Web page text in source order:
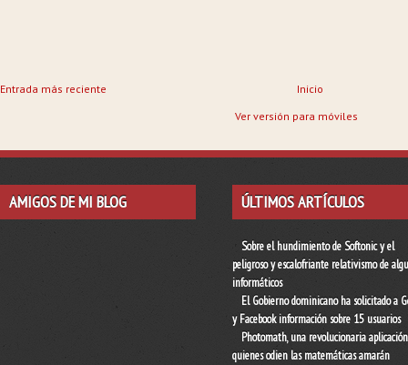
Entrada más reciente
Inicio
Ver versión para móviles
AMIGOS DE MI BLOG ÚLTIMOS ARTÍCULOS
Sobre el hundimiento de Softonic y el
peligroso y escalofriante relativismo de
informáticos
El Gobierno dominicano ha solicitado a
y Facebook información sobre 15 usuarios
Photomath, una revolucionaria
quienes odien las matemáticas amarán